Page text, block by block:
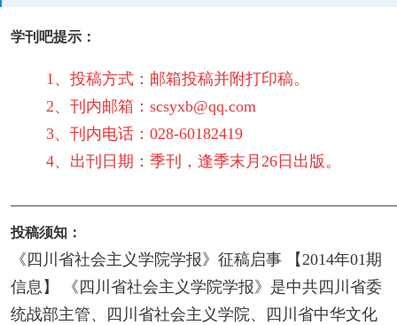
学刊吧提示：
1、投稿方式：邮箱投稿并附打印稿。
2、刊内邮箱： scsyxb@qq.com
3、刊内电话：028-60182419
4、出刊日期：季刊，逢季末月26日出版。
投稿须知：
《四川省社会主义学院学报》征稿启事 【2014年01期
信息】 《四川省社会主义学院学报》是中共四川省委
统战部主管、四川省社会主义学院、四川省中华文化